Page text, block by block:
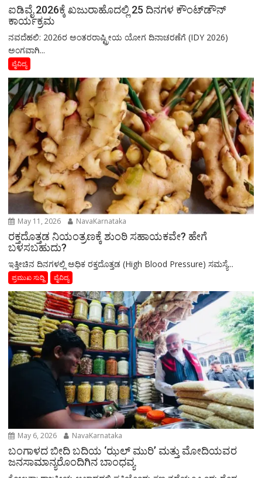
ಐಡಿವೈ 2026ಕ್ಕೆ ಖಜುರಾಹೊದಲ್ಲಿ 25 ದಿನಗಳ ಕೌಂಟ್‌ಡೌನ್
ಕಾರ್ಯಕ್ರಮ
ನವದೆಹಲಿ: 2026ರ ಅಂತರರಾಷ್ಟ್ರೀಯ ಯೋಗ ದಿನಾಚರಣೆಗೆ (IDY 2026)
ಅಂಗವಾಗಿ...
ವೈವಿದ್ಯ
May 11, 2026 NavaKarnataka
ರಕ್ತದೊತ್ತಡ ನಿಯಂತ್ರಣಕ್ಕೆ ಶುಂಠಿ ಸಹಾಯಕವೇ? ಹೇಗೆ
ಬಳಸಬಹುದು?
ಇತ್ತೀಚಿನ ದಿನಗಳಲ್ಲಿ ಅಧಿಕ ರಕ್ತದೊತ್ತಡ (High Blood Pressure) ಸಮಸ್ಯೆ...
ಪ್ರಮುಖ ಸುದ್ದಿ ವೈವಿದ್ಯ
May 6, 2026 NavaKarnataka
ಬಂಗಾಳದ ಬೀದಿ ಬದಿಯ ‘ಝಲ್ ಮುರಿ’ ಮತ್ತು ಮೋದಿಯವರ
ಜನಸಾಮಾನ್ಯರೊಂದಿಗಿನ ಬಾಂಧವ್ಯ